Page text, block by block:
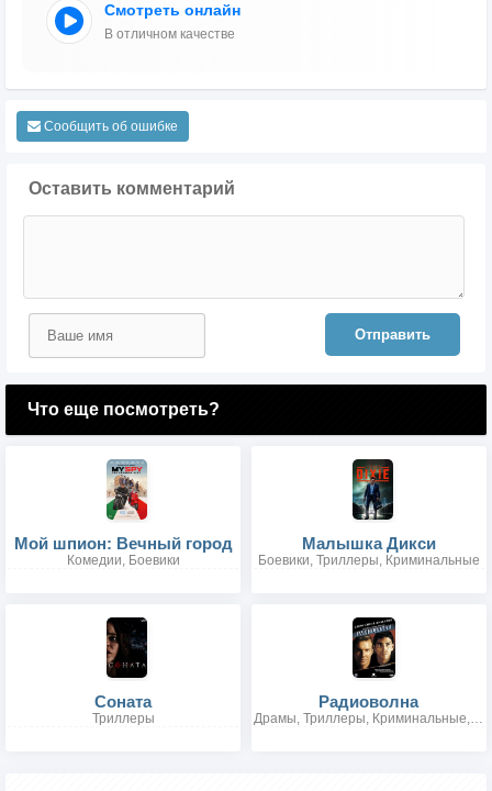
Смотреть онлайн
В отличном качестве
Сообщить об ошибке
Оставить комментарий
Отправить
Что еще посмотреть?
Мой шпион: Вечный город
Комедии, Боевики
Малышка Дикси
Боевики, Триллеры, Криминальные
Соната
Триллеры
Радиоволна
Драмы, Триллеры, Криминальные, Фантастика